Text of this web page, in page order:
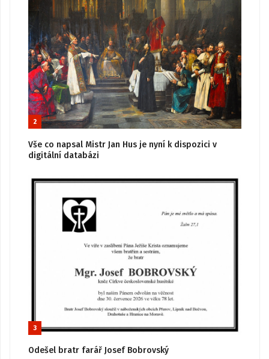
2
Vše co napsal Mistr Jan Hus je nyní k dispozici v
digitální databázi
3
Odešel bratr farář Josef Bobrovský